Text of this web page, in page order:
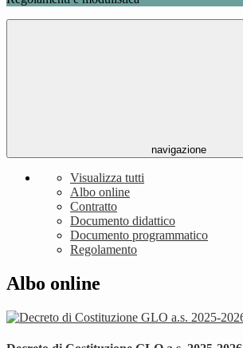
navigazione
Visualizza tutti
Albo online
Contratto
Documento didattico
Documento programmatico
Regolamento
Albo online